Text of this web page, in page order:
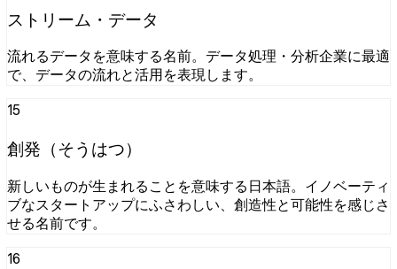
ストリーム・データ
流れるデータを意味する名前。データ処理・分析企業に最適
で、データの流れと活用を表現します。
15
創発（そうはつ）
新しいものが生まれることを意味する日本語。イノベーティ
ブなスタートアップにふさわしい、創造性と可能性を感じさ
せる名前です。
16